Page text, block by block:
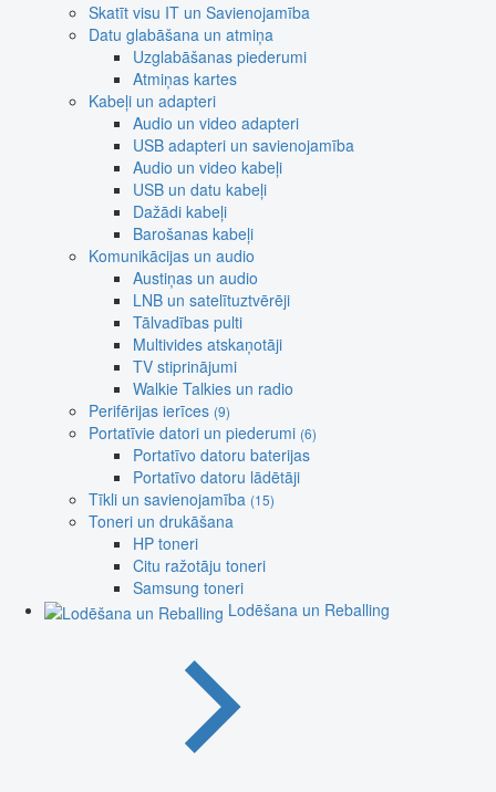
Skatīt visu IT un Savienojamība
Datu glabāšana un atmiņa
Uzglabāšanas piederumi
Atmiņas kartes
Kabeļi un adapteri
Audio un video adapteri
USB adapteri un savienojamība
Audio un video kabeļi
USB un datu kabeļi
Dažādi kabeļi
Barošanas kabeļi
Komunikācijas un audio
Austiņas un audio
LNB un satelītuztvērēji
Tālvadības pulti
Multivides atskaņotāji
TV stiprinājumi
Walkie Talkies un radio
Perifērijas ierīces (9)
Portatīvie datori un piederumi (6)
Portatīvo datoru baterijas
Portatīvo datoru lādētāji
Tīkli un savienojamība (15)
Toneri un drukāšana
HP toneri
Citu ražotāju toneri
Samsung toneri
Lodēšana un Reballing